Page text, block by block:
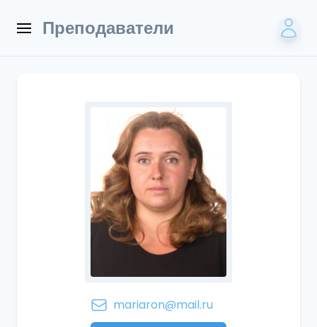
Преподаватели
mariaron@mail.ru